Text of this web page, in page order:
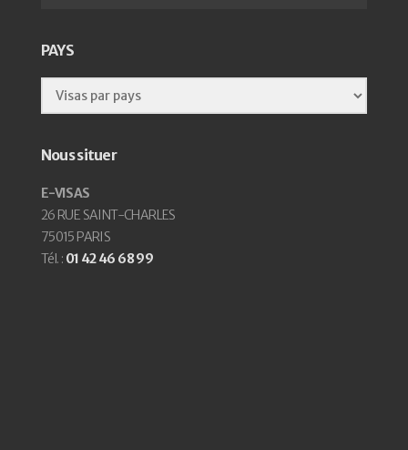
PAYS
Nous situer
E-VISAS
26 RUE SAINT-CHARLES
75015 PARIS
Tél. : 01 42 46 68 99